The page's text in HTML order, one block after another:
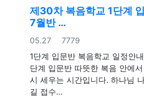
제30차 복음학교 1단계
7월반 …
등록일
05.27 조회
7779
1단계 입문반 복음학교 일정안
단계 입문반 따뜻한 복음 안에
시 세우는 시간입니다. 하나님
길 접수…